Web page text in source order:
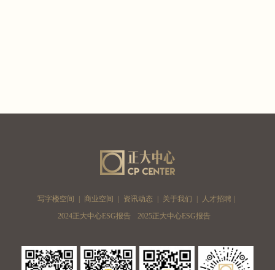
写字楼空间 商业空间 资讯动态 关于我们 人才招聘
2024正大中心ESG报告
2025正大中心ESG报告